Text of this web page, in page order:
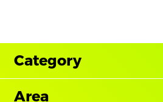
Category
Area